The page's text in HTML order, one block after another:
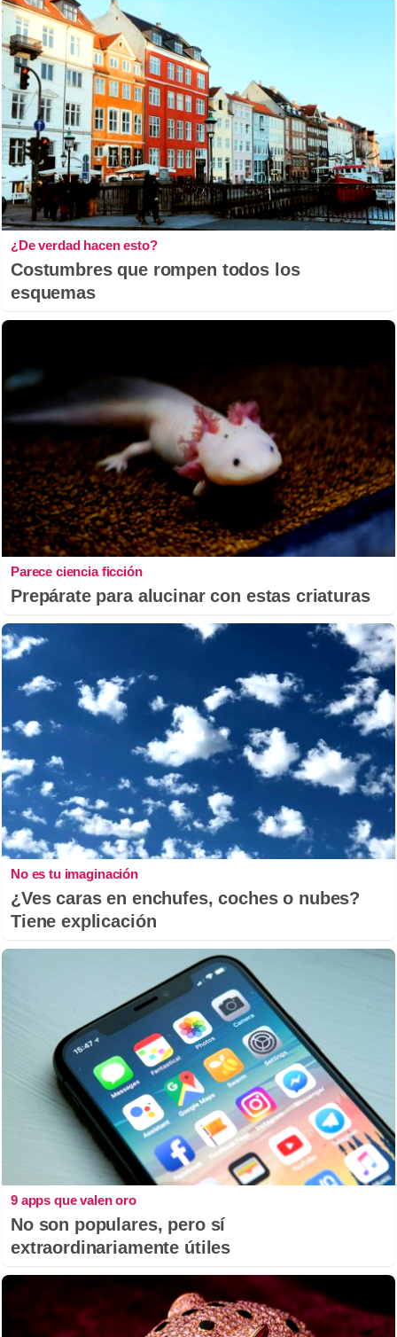
¿De verdad hacen esto?
Costumbres que rompen todos los
esquemas
Parece ciencia ficción
Prepárate para alucinar con estas criaturas
No es tu imaginación
¿Ves caras en enchufes, coches o nubes?
Tiene explicación
9 apps que valen oro
No son populares, pero sí
extraordinariamente útiles